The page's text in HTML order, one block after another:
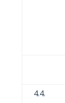
4.4.